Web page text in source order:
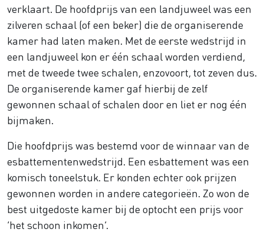
verklaart. De hoofdprijs van een landjuweel was een
zilveren schaal (of een beker) die de organiserende
kamer had laten maken. Met de eerste wedstrijd in
een landjuweel kon er één schaal worden verdiend,
met de tweede twee schalen, enzovoort, tot zeven dus.
De organiserende kamer gaf hierbij de zelf
gewonnen schaal of schalen door en liet er nog één
bijmaken.
Die hoofdprijs was bestemd voor de winnaar van de
esbattementenwedstrijd. Een esbattement was een
komisch toneelstuk. Er konden echter ook prijzen
gewonnen worden in andere categorieën. Zo won de
best uitgedoste kamer bij de optocht een prijs voor
‘het schoon inkomen’.